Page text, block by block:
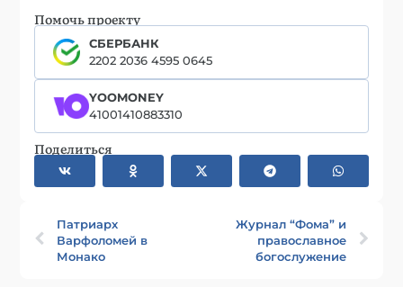
Помочь проекту
СБЕРБАНК
2202 2036 4595 0645
YOOMONEY
41001410883310
Поделиться
Патриарх
Варфоломей в
Монако
Журнал “Фома” и
православное
богослужение